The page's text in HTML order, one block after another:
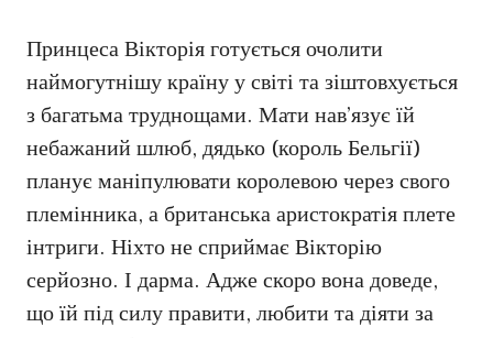
Принцеса Вікторія готується очолити
наймогутнішу країну у світі та зіштовхується
з багатьма труднощами. Мати нав’язує їй
небажаний шлюб, дядько (король Бельгії)
планує маніпулювати королевою через свого
племінника, а британська аристократія плете
інтриги. Ніхто не сприймає Вікторію
серйозно. І дарма. Адже скоро вона доведе,
що їй під силу правити, любити та діяти за